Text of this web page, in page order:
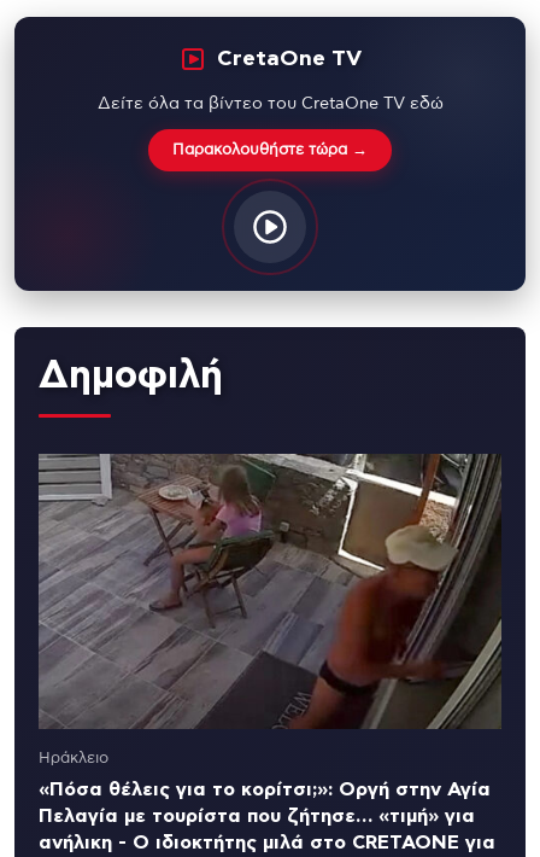
CretaOne TV
Δείτε όλα τα βίντεο του CretaOne TV εδώ
Παρακολουθήστε τώρα →
Δημοφιλή
Ηράκλειο
«Πόσα θέλεις για το κορίτσι;»: Οργή στην Αγία
Πελαγία με τουρίστα που ζήτησε… «τιμή» για
ανήλικη - Ο ιδιοκτήτης μιλά στο CRETAONE για